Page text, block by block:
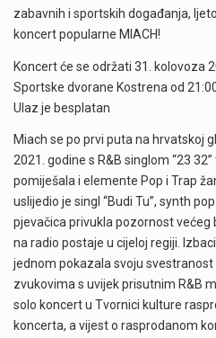
zabavnih i sportskih događanja,
koncert popularne MIACH!
Koncert će se održati 31. kolovoza
Sportske dvorane Kostrena od
Ulaz je besplatan
Miach se po prvi puta na hrvatskoj
2021. godine s R&B singlom “23
pomiješala i elemente Pop i Trap
uslijedio je singl “Budi Tu”, synth
pjevačica privukla pozornost većeg
na radio postaje u cijeloj regiji.
jednom pokazala svoju svestranost
zvukovima s uvijek prisutnim R&B
solo koncert u Tvornici kulture
koncerta, a vijest o rasprodanom